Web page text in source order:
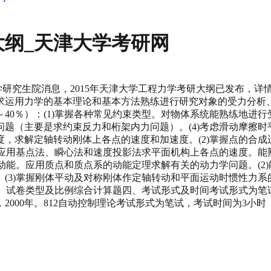
_天津大学考研网
究生院消息，2015年天津大学工程力学考研大纲已发布，
用力学的基本理论和基本方法熟练进行研究对象的受力分
％）：(1)掌握各种常见约束类型。对物体系统能熟练地进
（主要是求约束反力和桁架内力问题）。(4)考虑滑动摩擦
求解定轴转动刚体上各点的速度和加速度。(2)掌握点的合
基点法、瞬心法和速度投影法求平面机构上各点的速度。
。应用质点和质点系的动能定理求解有关的动力学问题。
掌握刚体平动及对称刚体作定轴转动和平面运动时惯性力
卷类型及比例综合计算题四、考试形式及时间考试形式为
年。812自动控制理论考试形式为笔试，考试时间为3小时